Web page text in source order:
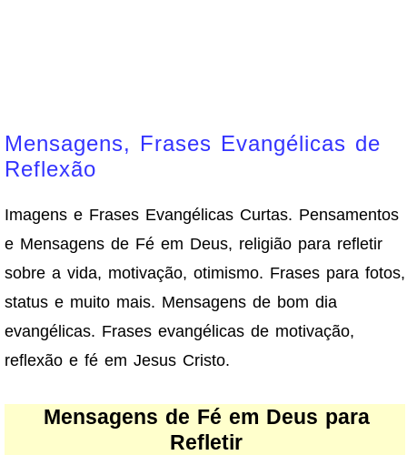
Mensagens, Frases Evangélicas de
Reflexão
Imagens e Frases Evangélicas Curtas. Pensamentos
e Mensagens de Fé em Deus, religião para refletir
sobre a vida, motivação, otimismo. Frases para fotos,
status e muito mais. Mensagens de bom dia
evangélicas. Frases evangélicas de motivação,
reflexão e fé em Jesus Cristo.
Mensagens de Fé em Deus para
Refletir